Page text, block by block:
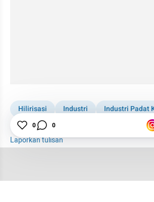
Hilirisasi Industri
Industri Padat
Ekonomi
Laporkan tulisan
0 0